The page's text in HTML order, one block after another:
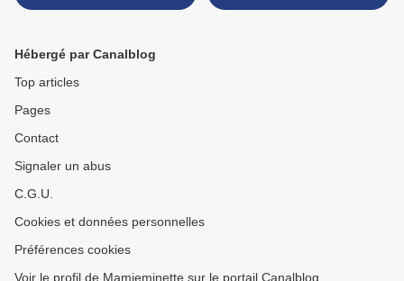
Hébergé par Canalblog
Top articles
Pages
Contact
Signaler un abus
C.G.U.
Cookies et données personnelles
Préférences cookies
Voir le profil de Mamieminette sur le portail Canalblog